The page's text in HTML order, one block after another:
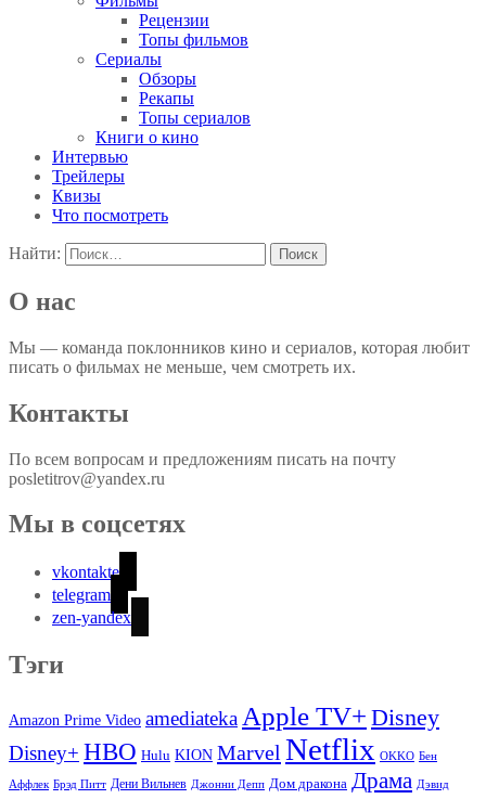
Рецензии
Топы фильмов
Сериалы
Обзоры
Рекапы
Топы сериалов
Книги о кино
Интервью
Трейлеры
Квизы
Что посмотреть
Найти:
О нас
Мы — команда поклонников кино и сериалов, которая любит
писать о фильмах не меньше, чем смотреть их.
Контакты
По всем вопросам и предложениям писать на почту
posletitrov@yandex.ru
Мы в соцсетях
vkontakte
telegram
zen-yandex
Тэги
Amazon Prime Video amediateka Apple TV+ Disney
Disney+ HBO Hulu KION Marvel Netflix OKKO Бен
Аффлек Брэд Питт Дени Вильнев Джонни Депп Дом дракона Драма Дэвид